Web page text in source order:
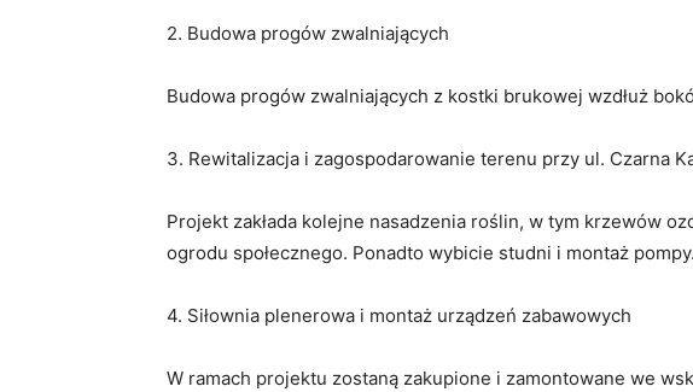
2. Budowa progów zwalniających
Budowa progów zwalniających z kostki brukowej wzdłuż
3. Rewitalizacja i zagospodarowanie terenu przy ul. Czarna
Projekt zakłada kolejne nasadzenia roślin, w tym krzewów
ogrodu społecznego. Ponadto wybicie studni i montaż pompy.
4. Siłownia plenerowa i montaż urządzeń zabawowych
W ramach projektu zostaną zakupione i zamontowane we